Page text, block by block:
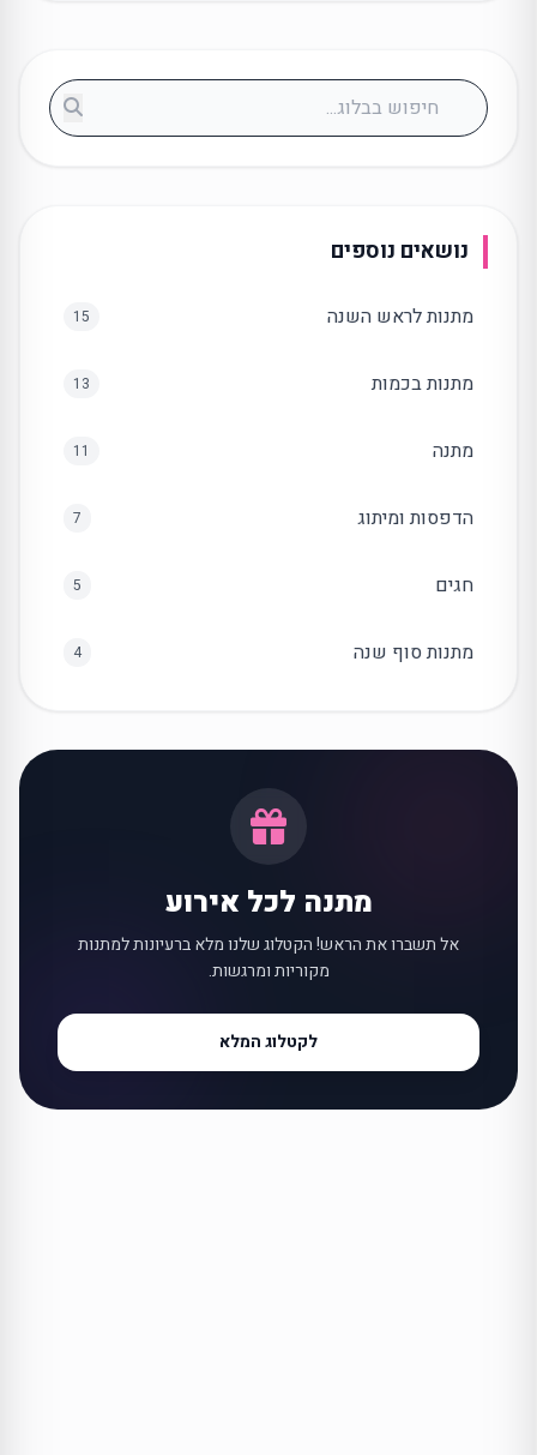
חיפוש בבלוג
נושאים נוספים
מתנות לראש השנה 15
מתנות בכמות 13
מתנה 11
הדפסות ומיתוג 7
חגים 5
מתנות סוף שנה 4
מתנה לכל אירוע
אל תשברו את הראש! הקטלוג שלנו מלא ברעיונות למתנות
מקוריות ומרגשות.
לקטלוג המלא